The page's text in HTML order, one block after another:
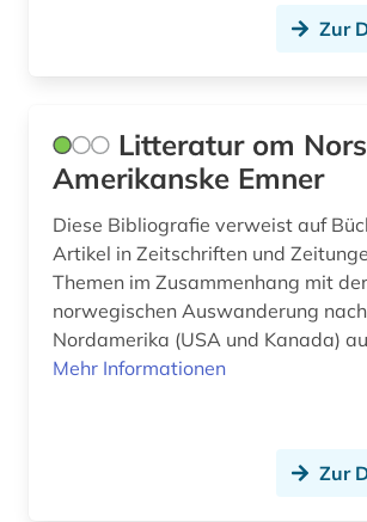
australien (2)
auswanderung (3)
autor (1)
außenhandel (1)
Mittelamerika (13)
Nordamerika (16)
Norwegen (5)
Zur
Litteratur om
Amerikanske Emner
Diese Bibliografie verweist auf
Artikel in Zeitschriften und
Themen im Zusammenhang mit der
norwegischen Auswanderung nach
Nordamerika (USA und Kanada)
Mehr Informationen
Zur